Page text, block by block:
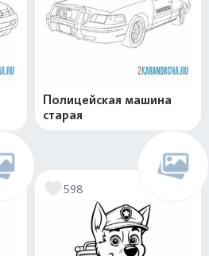
Полицейская машина
старая
598